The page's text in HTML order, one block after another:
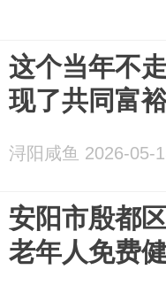
这个当年不
现了共同富
浔阳咸鱼 2026-05-
安阳市殷都
老年人免费